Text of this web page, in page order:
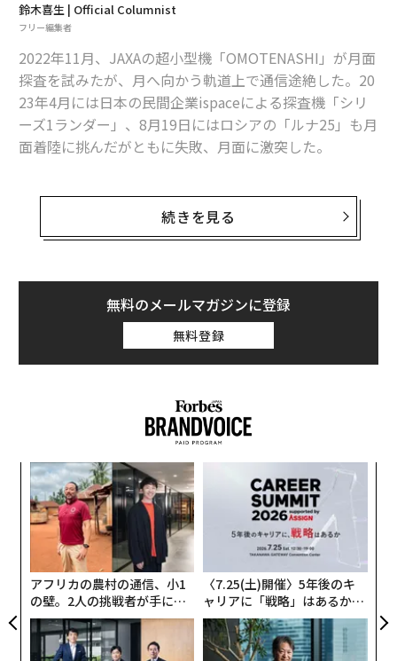
鈴木喜生 | Official Columnist
フリー編集者
2022年11月、JAXAの超小型機「OMOTENASHI」が月面
探査を試みたが、月へ向かう軌道上で通信途絶した。20
23年4月には日本の民間企業ispaceによる探査機「シリ
ーズ1ランダー」、8月19日にはロシアの「ルナ25」も月
面着陸に挑んだがともに失敗、月面に激突した。
そして8月23日にはインドの「チャンドラヤーン3」が月
面着陸を試み、世界ではじめて月南極への軟着陸に成功
。同国は旧ソ、米国、中国に続いて「月面への着陸に成
の小型着陸機「SLIM」が打ち上げられ、米民間企業によ
る着陸機は2023年中に2機、2024年にはさらに5機が予
いま月への挑戦は加熱状態にある。各国各社はなぜいま
月の「水からなる氷」
続きを見る
無料のメールマガジンに登録
無料登録
アフリカの農村の通信、小1
の壁。2人の挑戦者が手にし
た「次なる武器」
〈7.25(土)開催〉5年後のキ
ャリアに「戦略」はあるか。
トップエグゼクティブのキャ
リアに触れる1日│CAREER S
UMMIT 2026